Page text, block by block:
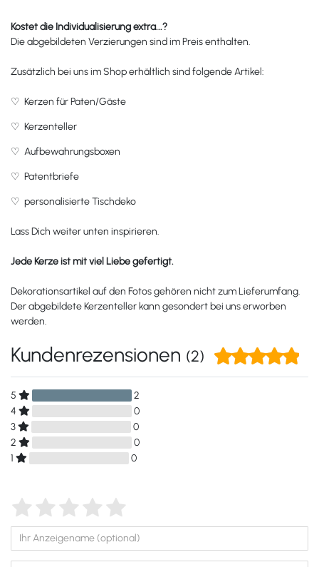
Kostet die Individualisierung extra...?
Die abgebildeten Verzierungen sind im Preis enthalten.
Zusätzlich bei uns im Shop erhältlich sind folgende Artikel:
♡ Kerzen für Paten/Gäste
♡ Kerzenteller
♡ Aufbewahrungsboxen
♡ Patentbriefe
♡ personalisierte Tischdeko
Lass Dich weiter unten inspirieren.
Jede Kerze ist mit viel Liebe gefertigt.
Dekorationsartikel auf den Fotos gehören nicht zum Lieferumfang.
Der abgebildete Kerzenteller kann gesondert bei uns erworben
werden.
Kundenrezensionen (2)
5
2
4
0
3
0
2
0
1
0